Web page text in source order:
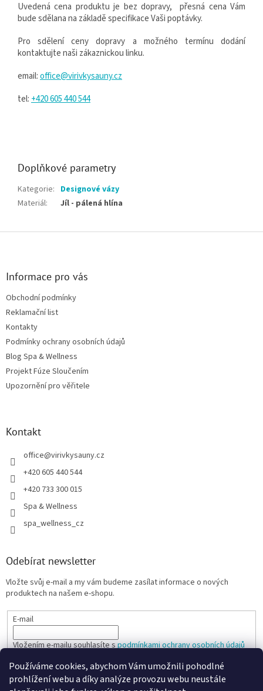
Používáme cookies, abychom Vám umožnili pohodlné
prohlížení webu a díky analýze provozu webu neustále
Uvedená cena produktu je bez dopravy, přesná cena Vám
bude sdělana na základě specifikace Vaši poptávky.
Pro sdělení ceny dopravy a možného termínu dodání
kontaktujte naši zákaznickou linku.
email:office@virivkysauny.cz
tel:+420 605 440 544
Doplňkové parametry
Kategorie: Designové vázy
Materiál: Jíl - pálená hlína
Informace pro vás
Obchodní podmínky
Reklamační list
Kontakty
Podmínky ochrany osobních údajů
Blog Spa & Wellness
Projekt Fúze Sloučením
Upozornění pro věřitele
Kontakt
office@virivkysauny.cz
+420 605 440 544
+420 733 300 015
Spa & Wellness
spa_wellness_cz
Odebírat newsletter
Vložte svůj e-mail a my vám budeme zasílat informace o nových
produktech na našem e-shopu.
E-mail
Vložením e-mailu souhlasíte spodmínkami ochrany osobních údajů
PŘIHLÁSIT SE